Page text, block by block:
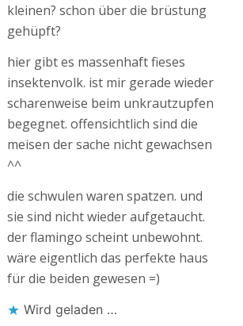
kleinen? schon über die brüstung
gehüpft?
hier gibt es massenhaft fieses
insektenvolk. ist mir gerade wieder
scharenweise beim unkrautzupfen
begegnet. offensichtlich sind die
meisen der sache nicht gewachsen
^^
die schwulen waren spatzen. und
sie sind nicht wieder aufgetaucht.
der flamingo scheint unbewohnt.
wäre eigentlich das perfekte haus
für die beiden gewesen =)
Wird geladen …